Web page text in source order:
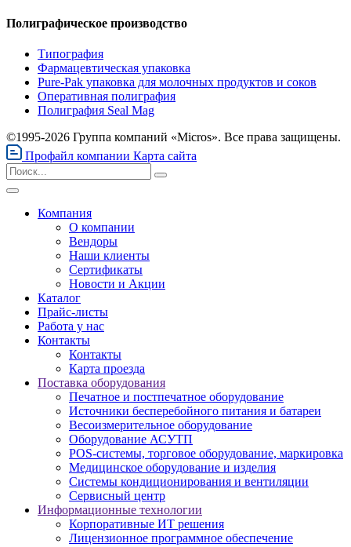
Полиграфическое производство
Типография
Фармацевтическая упаковка
Pure-Pak упаковка для молочных продуктов и соков
Оперативная полиграфия
Полиграфия Seal Mag
©1995-2026 Группа компаний «Micros». Все права защищены.
Профайл компании Карта сайта
Компания
О компании
Вендоры
Наши клиенты
Сертификаты
Новости и Акции
Каталог
Прайс-листы
Работа у нас
Контакты
Контакты
Карта проезда
Поставка оборудования
Печатное и постпечатное оборудование
Источники бесперебойного питания и батареи
Весоизмерительное оборудование
Оборудование АСУТП
POS-системы, торговое оборудование, маркировка
Медицинское оборудование и изделия
Системы кондиционирования и вентиляции
Сервисный центр
Информационные технологии
Корпоративные ИТ решения
Лицензионное программное обеспечение